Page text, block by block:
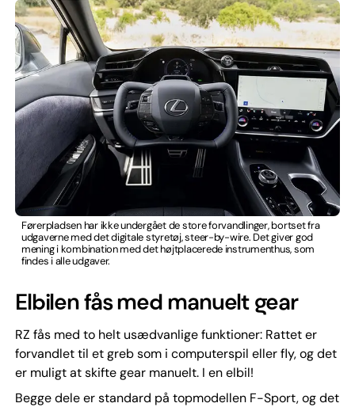
Førerpladsen har ikke undergået de store forvandlinger, bortset fra
udgaverne med det digitale styretøj, steer-by-wire. Det giver god
mening i kombination med det højtplacerede instrumenthus, som
findes i alle udgaver.
Elbilen fås med manuelt gear
RZ fås med to helt usædvanlige funktioner: Rattet er
forvandlet til et greb som i computerspil eller fly, og det
er muligt at skifte gear manuelt. I en elbil!
Begge dele er standard på topmodellen F-Sport, og det